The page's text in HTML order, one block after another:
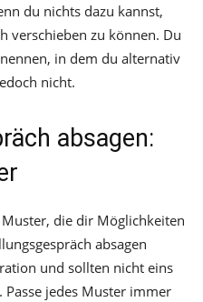
du nichts dazu kannst,
verschieben zu können. Du
in dem du alternativ
nicht.
absagen:
die dir Möglichkeiten
absagen
und sollten nicht eins
jedes Muster immer